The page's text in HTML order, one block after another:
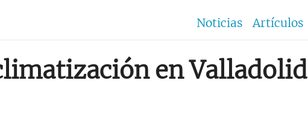
Noticias Artículos
en Valladolid